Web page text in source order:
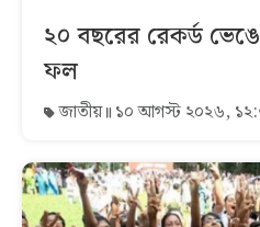
২০ বছরের রেকর্ড
ফল
জাতীয় ১০ আগস্ট ২০২৬,